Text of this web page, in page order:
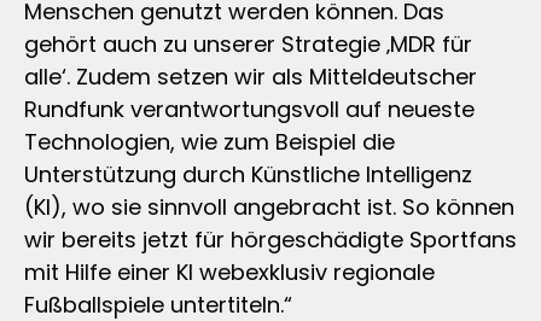
Menschen genutzt werden können. Das
gehört auch zu unserer Strategie ‚MDR für
alle‘. Zudem setzen wir als Mitteldeutscher
Rundfunk verantwortungsvoll auf neueste
Technologien, wie zum Beispiel die
Unterstützung durch Künstliche Intelligenz
(KI), wo sie sinnvoll angebracht ist. So können
wir bereits jetzt für hörgeschädigte Sportfans
mit Hilfe einer KI webexklusiv regionale
Fußballspiele untertiteln.“